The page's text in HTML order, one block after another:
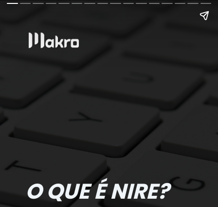
O QUE É NIRE?